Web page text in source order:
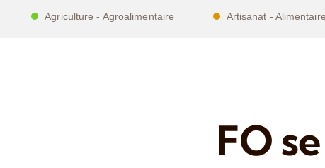
Agriculture - Agroalimentaire Artisanat - Alimentaire
FO